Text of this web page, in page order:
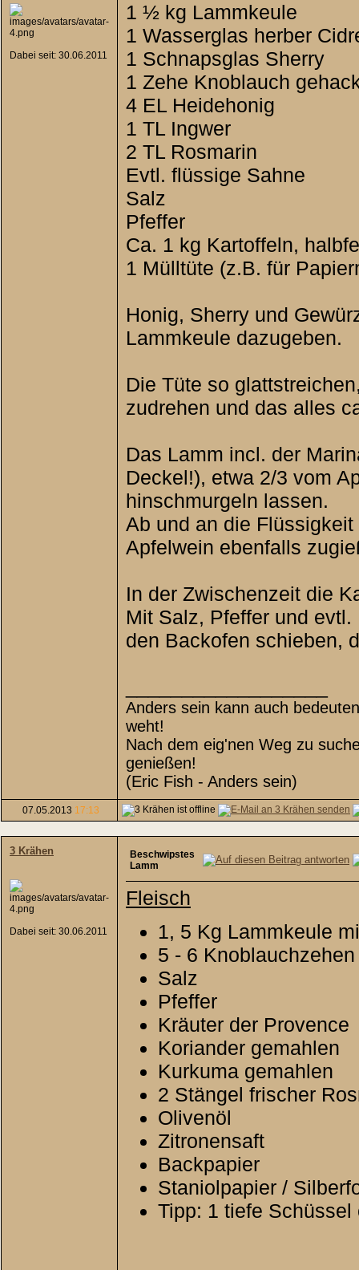
Dabei seit: 30.06.2011
1 ½ kg Lammkeule
1 Wasserglas herber
1 Schnapsglas Sherry
1 Zehe Knoblauch
4 EL Heidehonig
1 TL Ingwer
2 TL Rosmarin
Evtl. flüssige Sahne
Salz
Pfeffer
Ca. 1 kg Kartoffeln,
1 Mülltüte (z.B. für
Honig, Sherry und
Lammkeule dazugeben.
Die Tüte so
zudrehen und das alles
Das Lamm incl. der
Deckel!), etwa 2/3 vom
hinschmurgeln lassen.
Ab und an die
Apfelwein ebenfalls
In der Zwischenzeit die
Mit Salz, Pfeffer und
den Backofen schieben,
Anders sein kann auch
weht!
Nach dem eig'nen Weg zu
genießen!
(Eric Fish - Anders sein)
07.05.2013 17:13
3 Krähen
Dabei seit: 30.06.2011
Beschwipstes
Lamm
Fleisch
1, 5 Kg Lammkeule
5 - 6 Knoblauchzehen
Salz
Pfeffer
Kräuter der Provence
Koriander gemahlen
Kurkuma gemahlen
2 Stängel frischer
Olivenöl
Zitronensaft
Backpapier
Staniolpapier /
Tipp: 1 tiefe Schüssel